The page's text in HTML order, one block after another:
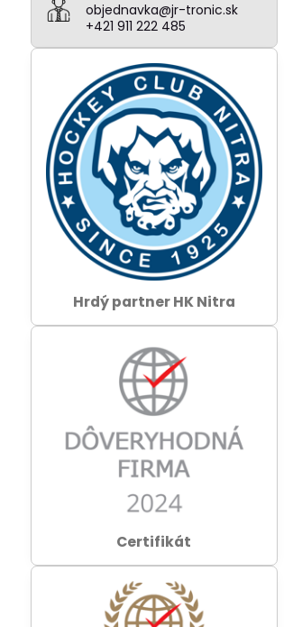
objednavka@jr-tronic.sk
+421 911 222 485
Hrdý partner HK Nitra
Certifikát